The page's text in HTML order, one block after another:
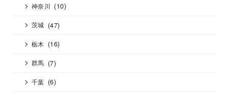
神奈川 (10)
茨城 (47)
栃木 (16)
群馬 (7)
千葉 (6)